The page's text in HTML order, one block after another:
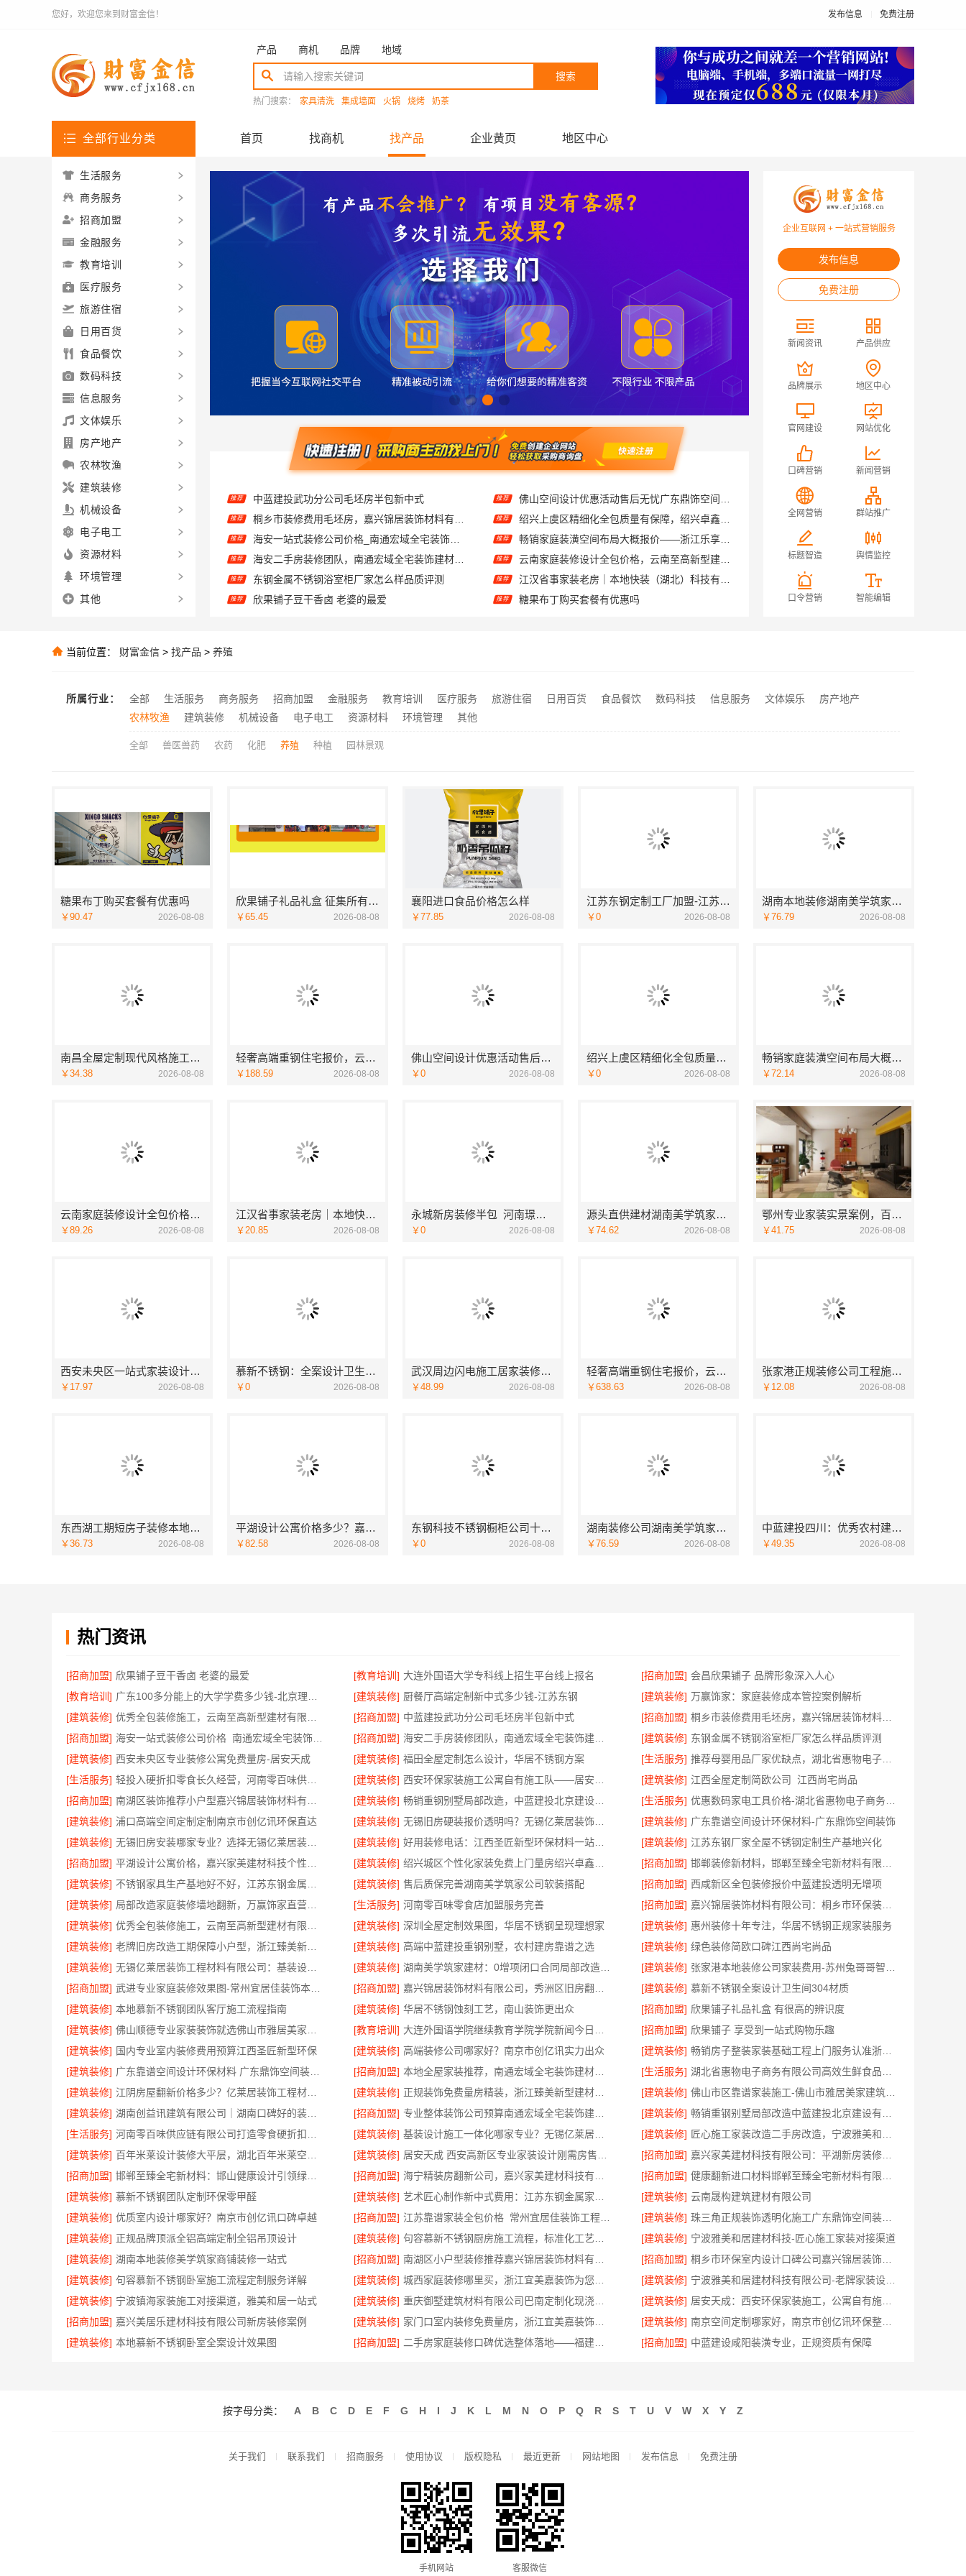
您好，欢迎您来到财富金信！ 发布信息 免费注册
产品 商机 品牌 地域
搜索
热门搜索： 家具清洗 集成墙面 火锅 烧烤 奶茶
全部行业分类 首页 找商机 找产品 企业黄页 地区中心
推荐
推荐 海安一站式装修公司价格_南通宏域全宅装饰建材
推荐 海安二手房装修团队，南通宏域全宅装饰建材有限公司
推荐 东钢金属不锈钢浴室柜厂家怎么样品质评测
推荐 欣果铺子豆干香卤 老婆的最爱
推荐 大连外国语大学专科线上招生平台线上报名
推荐 优秀全包装修施工，云南至高新型建材有限公司
推荐 绍兴上虞区精细化全包质量有保障，绍兴卓鑫装饰材料有限公司放心之选
推荐 畅销家庭装潢空间布局大概报价——浙江乐享新材料有限公司
推荐 云南家庭装修设计全包价格，云南至高新型建材有限公司
推荐 江汉省事家装老房｜本地快装（湖北）科技有限公司老房翻新快速交付服务
推荐 糖果布丁购买套餐有优惠吗
推荐 欣果铺子礼品礼盒 征集所有顾客对产品的意见
推荐 轻奢高端重钢住宅报价，云南晟构建筑建材有限公司
企业互联网 + 一站式营销服务
发布信息
免费注册
新闻资讯 产品供应
品牌展示 地区中心
官网建设 网站优化
口碑营销 新闻营销
全网营销 群站推广
标题智造 舆情监控
口令营销 智能编辑
生活服务
商务服务
招商加盟
金融服务
教育培训
医疗服务
旅游住宿
日用百货
食品餐饮
数码科技
信息服务
文体娱乐
房产地产
农林牧渔
建筑装修
机械设备
电子电工
资源材料
环境管理
其他
当前位置： 财富金信 > 找产品 > 养殖
所属行业： 全部 生活服务 商务服务 招商加盟 金融服务 教育培训 医疗服务 旅游住宿 日用百货 食品餐饮 数码科技 信息服务 文体娱乐
房产地产
农林牧渔
建筑装修 机械设备 电子电工 资源材料 环境管理 其他
全部 兽医兽药 农药 化肥 养殖 种植 园林景观
糖果布丁购买套餐有优惠吗
￥90.47 2026-08-08
欣果铺子礼品礼盒 征集所有顾客对产品的意见
￥65.45 2026-08-08
襄阳进口食品价格怎么样
￥77.85 2026-08-08
江苏东钢定制工厂加盟-江苏东钢
￥0 2026-08-08
湖南本地装修湖南美学筑家建材商铺装修湖南美学筑家
￥76.79 2026-08-08
南昌全屋定制现代风格施工队_江西尚宅尚品
￥34.38 2026-08-08
轻奢高端重钢住宅报价，云南晟构建筑建材有限公司
￥188.59 2026-08-08
佛山空间设计优惠活动售后无忧广东鼎饰空间装饰工程有限公司
￥0 2026-08-08
绍兴上虞区精细化全包质量有保障，绍兴卓鑫装饰材料有限公司放心之选
￥0 2026-08-08
畅销家庭装潢空间布局大概报价——浙江乐享新材料有限公司
￥72.14 2026-08-08
云南家庭装修设计全包价格，云南至高新型建材有限公司
￥89.26 2026-08-08
江汉省事家装老房｜本地快装（湖北）科技有限公司老房翻新快速交付服务
￥20.85 2026-08-08
永城新房装修半包_河南璟臻环保建材有限公司透明无增项
￥0 2026-08-08
源头直供建材湖南美学筑家建材商铺装修，性价比之选
￥74.62 2026-08-08
鄂州专业家装实景案例，百年米莱品质见证
￥41.75 2026-08-08
西安未央区一站式家装设计刚需房售后完善-居安天成（西安）建筑工程有限责任公司
￥17.97 2026-08-08
慕新不锈钢：全案设计卫生间304材质
￥0 2026-08-08
武汉周边闪电施工居家装修一楼带院，本地快装
￥48.99 2026-08-08
轻奢高端重钢住宅报价，云南晟构定制专属私宅
￥638.63 2026-08-08
张家港正规装修公司工程施工费用-苏州兔哥哥智装新材料
￥12.08 2026-08-08
东西湖工期短房子装修本地快装透明
￥36.73 2026-08-08
平湖设计公寓价格多少？嘉兴家美建材科技给您实惠方案
￥82.58 2026-08-08
东钢科技不锈钢橱柜公司十大品牌江苏东钢金属科技
￥0 2026-08-08
湖南装修公司湖南美学筑家建材老房翻新，湖南美学筑家建材焕新您的家
￥76.59 2026-08-08
中蓝建投四川：优秀农村建房婚房布置设计案例
￥49.35 2026-08-08
热门资讯
[招商加盟] 欣果铺子豆干香卤 老婆的最爱 [教育培训] 大连外国语大学专科线上招生平台线上报名 [招商加盟] 会昌欣果铺子 品牌形象深入人心
[教育培训]
[建筑装修] 厨餐厅高端定制新中式多少钱-江苏东钢 [建筑装修] 万赢饰家：家庭装修成本管控案例解析
[建筑装修]
[招商加盟] 中蓝建投武功分公司毛坯房半包新中式 [招商加盟]
[招商加盟]
[招商加盟] [建筑装修] 东钢金属不锈钢浴室柜厂家怎么样品质评测
[建筑装修] 西安未央区专业装修公寓免费量房-居安天成 [建筑装修] 福田全屋定制怎么设计，华居不锈钢方案 [生活服务]
[生活服务]
[建筑装修] [建筑装修] 江西全屋定制简欧公司_江西尚宅尚品
[招商加盟]
[建筑装修] [生活服务]
[建筑装修] 浦口高端空间定制定制南京市创亿讯环保直达 [建筑装修] [建筑装修] 广东靠谱空间设计环保材料-广东鼎饰空间装饰
[建筑装修]
[建筑装修] [建筑装修] 江苏东钢厂家全屋不锈钢定制生产基地兴化
[招商加盟]
[建筑装修] [招商加盟]
[建筑装修]
[建筑装修] 售后质保完善湖南美学筑家公司软装搭配 [招商加盟] 西咸新区全包装修报价中蓝建投透明无增项
[建筑装修]
[生活服务] 河南零百味零食店加盟服务完善 [招商加盟]
[建筑装修]
[建筑装修] 深圳全屋定制效果图，华居不锈钢呈现理想家 [建筑装修] 惠州装修十年专注，华居不锈钢正规家装服务
[建筑装修]
[建筑装修] 高端中蓝建投重钢别墅，农村建房靠谱之选 [建筑装修] 绿色装修简欧口碑江西尚宅尚品
[建筑装修]
[建筑装修] [建筑装修]
[招商加盟]
[招商加盟] [建筑装修] 慕新不锈钢全案设计卫生间304材质
[建筑装修] 本地慕新不锈钢团队客厅施工流程指南 [建筑装修] 华居不锈钢蚀刻工艺，南山装饰更出众 [招商加盟] 欣果铺子礼品礼盒 有很高的辨识度
[建筑装修]
[教育培训] [招商加盟] 欣果铺子 享受到一站式购物乐趣
[建筑装修] 国内专业室内装修费用预算江西圣匠新型环保 [建筑装修] 高端装修公司哪家好？南京市创亿讯实力出众 [建筑装修]
[建筑装修]
[招商加盟] [生活服务]
[建筑装修]
[建筑装修] [建筑装修]
[建筑装修]
[招商加盟] [建筑装修]
[生活服务]
[建筑装修] [建筑装修]
[建筑装修]
[建筑装修] [招商加盟]
[招商加盟]
[招商加盟] [招商加盟]
[建筑装修] 慕新不锈钢团队定制环保零甲醛 [建筑装修] [建筑装修] 云南晟构建筑建材有限公司
[建筑装修] 优质室内设计哪家好？南京市创亿讯口碑卓越 [招商加盟] [建筑装修]
[建筑装修] 正规品牌顶派全铝高端定制全铝吊顶设计 [建筑装修] [建筑装修] 宁波雅美和居建材科技-匠心施工家装对接渠道
[建筑装修] 湖南本地装修美学筑家商铺装修一站式 [招商加盟] [招商加盟]
[建筑装修] 句容慕新不锈钢卧室施工流程定制服务详解 [建筑装修] [建筑装修]
[建筑装修] 宁波镇海家装施工对接渠道，雅美和居一站式 [建筑装修] [建筑装修]
[招商加盟] 嘉兴美居乐建材科技有限公司新房装修案例 [建筑装修] [建筑装修]
[建筑装修] 本地慕新不锈钢卧室全案设计效果图 [招商加盟] [招商加盟] 中蓝建设咸阳装潢专业，正规资质有保障
按字母分类： A B C D E F G H I J K L M N O P Q R S T U V W X Y Z
关于我们 联系我们 招商服务 使用协议 版权隐私 最近更新 网站地图 发布信息 免费注册
手机网站 客服微信